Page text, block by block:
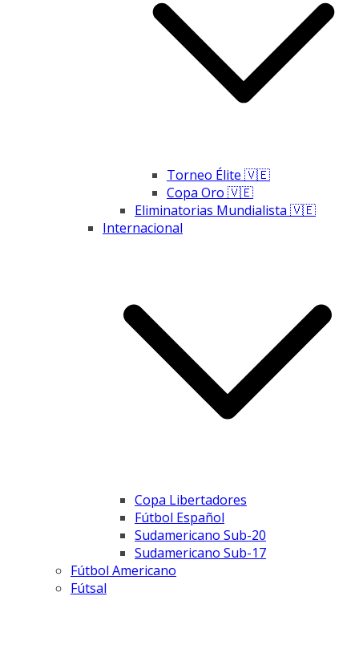
Torneo Élite 🇻🇪
Copa Oro 🇻🇪
Eliminatorias Mundialista 🇻🇪
Internacional
Copa Libertadores
Fútbol Español
Sudamericano Sub-20
Sudamericano Sub-17
Fútbol Americano
Fútsal